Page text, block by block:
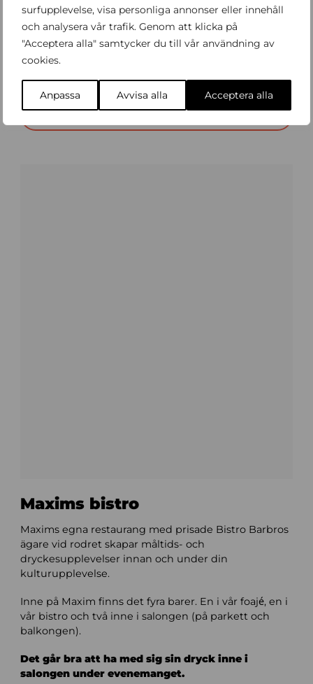
surfupplevelse, visa personliga annonser eller innehåll
och analysera vår trafik. Genom att klicka på
"Acceptera alla" samtycker du till vår användning av
cookies.
Anpassa Avvisa alla Acceptera alla
Läs mer på Luger.se
Boka biljetter
Maxims bistro
Maxims egna restaurang med prisade Bistro Barbros
ägare vid rodret skapar måltids- och
dryckesupplevelser innan och under din
kulturupplevelse.
Inne på Maxim finns det fyra barer. En i vår foajé, en i
vår bistro och två inne i salongen (på parkett och
balkongen).
Det går bra att ha med sig sin dryck inne i
salongen under evenemanget.